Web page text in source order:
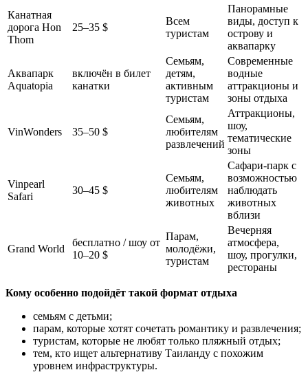
Канатная
дорога Hon
Thom
25–35 $
Всем
туристам
Панорамные
виды, доступ к
острову и
аквапарку
Аквапарк
Aquatopia
включён в билет
канатки
Семьям,
детям,
активным
туристам
Современные
водные
аттракционы и
зоны отдыха
VinWonders 35–50 $
Семьям,
любителям
развлечений
Аттракционы,
шоу,
тематические
зоны
Vinpearl
Safari
30–45 $
Семьям,
любителям
животных
Сафари-парк с
возможностью
наблюдать
животных
вблизи
Grand World
бесплатно / шоу от
10–20 $
Парам,
молодёжи,
туристам
Вечерняя
атмосфера,
шоу, прогулки,
рестораны
Кому особенно подойдёт такой формат отдыха
семьям с детьми;
парам, которые хотят сочетать романтику и развлечения;
туристам, которые не любят только пляжный отдых;
тем, кто ищет альтернативу Таиланду с похожим
уровнем инфраструктуры.